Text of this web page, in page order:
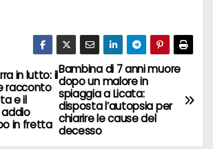
Bambina di 7 anni muore
dopo un malore in
spiaggia a Licata:
disposta l’autopsia per
chiarire le cause del
decesso
in lutto: il
racconto
e il
in fretta